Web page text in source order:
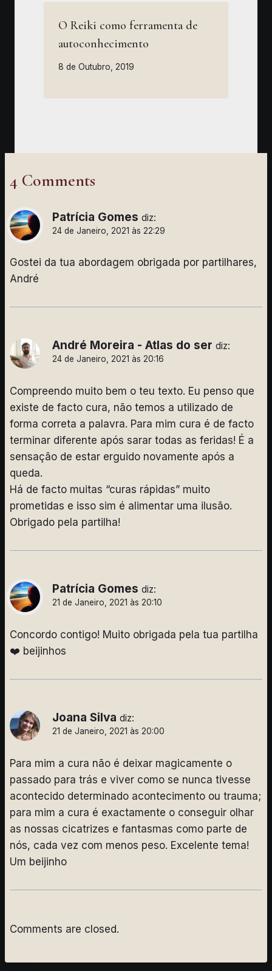
O Reiki como ferramenta de
autoconhecimento
8 de Outubro, 2019
4 Comments
Patrícia Gomes diz:
24 de Janeiro, 2021 às 22:29
Gostei da tua abordagem obrigada por partilhares,
André
André Moreira - Atlas do ser diz:
24 de Janeiro, 2021 às 20:16
Compreendo muito bem o teu texto. Eu penso que
existe de facto cura, não temos a utilizado de
forma correta a palavra. Para mim cura é de facto
terminar diferente após sarar todas as feridas! É a
sensação de estar erguido novamente após a
queda.
Há de facto muitas “curas rápidas” muito
prometidas e isso sim é alimentar uma ilusão.
Obrigado pela partilha!
Patrícia Gomes diz:
21 de Janeiro, 2021 às 20:10
Concordo contigo! Muito obrigada pela tua partilha
❤️ beijinhos
Joana Silva diz:
21 de Janeiro, 2021 às 20:00
Para mim a cura não é deixar magicamente o
passado para trás e viver como se nunca tivesse
acontecido determinado acontecimento ou trauma;
para mim a cura é exactamente o conseguir olhar
as nossas cicatrizes e fantasmas como parte de
nós, cada vez com menos peso. Excelente tema!
Um beijinho
Comments are closed.